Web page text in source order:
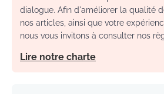
dialogue. Afin d'améliorer la qualité
nos articles, ainsi que votre
nous vous invitons à consulter nos
Lire notre charte